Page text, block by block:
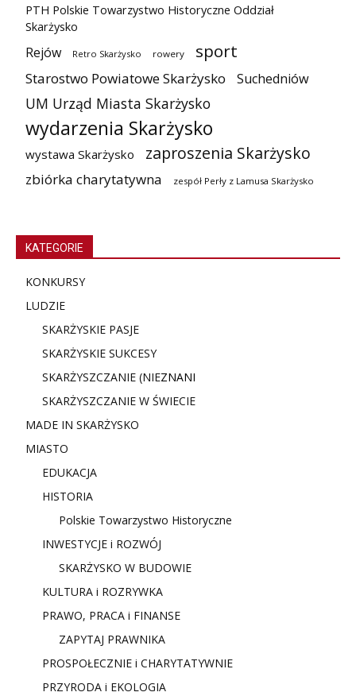
PTH Polskie Towarzystwo Historyczne Oddział
Skarżysko
Rejów Retro Skarżysko rowery sport
Starostwo Powiatowe Skarżysko Suchedniów
UM Urząd Miasta Skarżysko
wydarzenia Skarżysko
wystawa Skarżysko zaproszenia Skarżysko
zbiórka charytatywna zespół Perły z Lamusa Skarżysko
KATEGORIE
KONKURSY
LUDZIE
SKARŻYSKIE PASJE
SKARŻYSKIE SUKCESY
SKARŻYSZCZANIE (NIEZNANI
SKARŻYSZCZANIE W ŚWIECIE
MADE IN SKARŻYSKO
MIASTO
EDUKACJA
HISTORIA
Polskie Towarzystwo Historyczne
INWESTYCJE i ROZWÓJ
SKARŻYSKO W BUDOWIE
KULTURA i ROZRYWKA
PRAWO, PRACA i FINANSE
ZAPYTAJ PRAWNIKA
PROSPOŁECZNIE i CHARYTATYWNIE
PRZYRODA i EKOLOGIA